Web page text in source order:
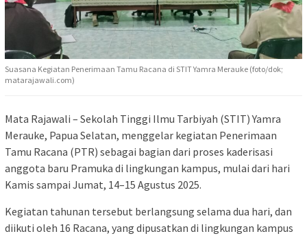
Suasana Kegiatan Penerimaan Tamu Racana di STIT Yamra Merauke (foto/dok;
matarajawali.com)
Mata Rajawali – Sekolah Tinggi Ilmu Tarbiyah (STIT) Yamra
Merauke, Papua Selatan, menggelar kegiatan Penerimaan
Tamu Racana (PTR) sebagai bagian dari proses kaderisasi
anggota baru Pramuka di lingkungan kampus, mulai dari hari
Kamis sampai Jumat, 14–15 Agustus 2025.
Kegiatan tahunan tersebut berlangsung selama dua hari, dan
diikuti oleh 16 Racana, yang dipusatkan di lingkungan kampus